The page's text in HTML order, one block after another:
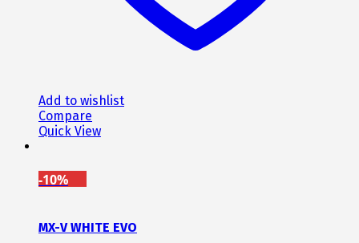
Add to wishlist
Compare
Quick View
-10%
MX-V WHITE EVO